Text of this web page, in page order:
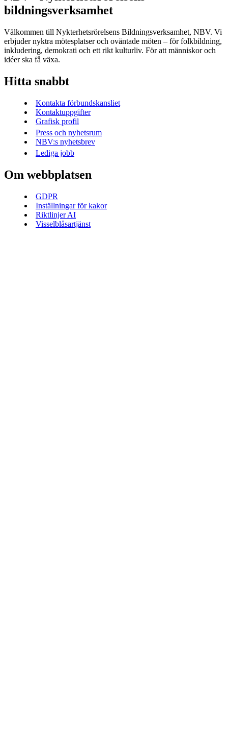
bildningsverksamhet
Välkommen till Nykterhetsrörelsens Bildningsverksamhet, NBV. Vi
erbjuder nyktra mötesplatser och oväntade möten – för folkbildning,
inkludering, demokrati och ett rikt kulturliv. För att människor och
idéer ska få växa.
Hitta snabbt
Kontakta förbundskansliet
Kontaktuppgifter
Grafisk profil
Press och nyhetsrum
NBV:s nyhetsbrev
Lediga jobb
Om webbplatsen
GDPR
Inställningar för kakor
Riktlinjer AI
Visselblåsartjänst